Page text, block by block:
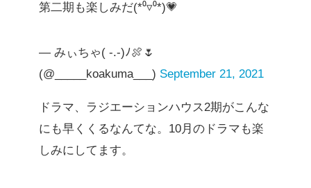
第二期も楽しみだ(*⁰▿⁰*)💗
— みぃちゃ( -.-)ﾉ🍖🌷
(@_____koakuma___) September 21, 2021
ドラマ、ラジエーションハウス2期がこんな
にも早くくるなんてな。10月のドラマも楽
しみにしてます。